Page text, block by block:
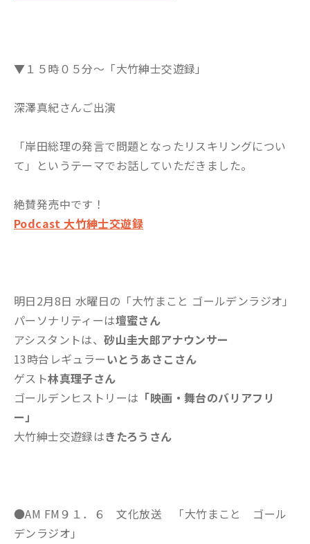
▼１５時０５分～「大竹紳士交遊録」
深澤真紀さんご出演
「岸田総理の発言で問題となったリスキリングについ
て」というテーマでお話していただきました。
絶賛発売中です！
Podcast 大竹紳士交遊録
明日2月8日 水曜日の「大竹まこと ゴールデンラジオ」
パーソナリティーは壇蜜さん
アシスタントは、砂山圭大郎アナウンサー
13時台レギュラーいとうあさこさん
ゲスト林真理子さん
ゴールデンヒストリーは 「映画・舞台のバリアフリ
ー」
大竹紳士交遊録はきたろうさん
●AM FM９１．６ 文化放送 「大竹まこと ゴール
デンラジオ」